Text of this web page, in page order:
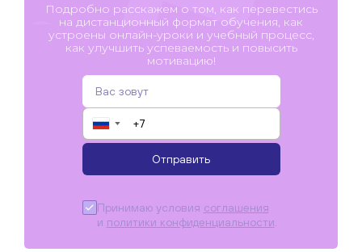
Подробно расскажем о том, как перевестись
на дистанционный формат обучения, как
устроены онлайн-уроки и учебный процесс,
как улучшить успеваемость и повысить
мотивацию!
▼
Отправить
Принимаю условия соглашения
и политики конфиденциальности